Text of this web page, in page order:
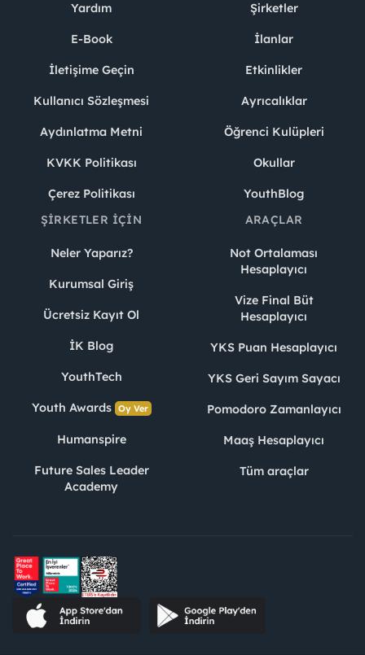
Yardım
E-Book
İletişime Geçin
Kullanıcı Sözleşmesi
Aydınlatma Metni
KVKK Politikası
Çerez Politikası
Şirketler
İlanlar
Etkinlikler
Ayrıcalıklar
Öğrenci Kulüpleri
Okullar
YouthBlog
ŞIRKETLER İÇIN
Neler Yaparız?
Kurumsal Giriş
Ücretsiz Kayıt Ol
İK Blog
YouthTech
Youth Awards Oy Ver
Humanspire
Future Sales Leader
Academy
ARAÇLAR
Not Ortalaması
Hesaplayıcı
Vize Final Büt
Hesaplayıcı
YKS Puan Hesaplayıcı
YKS Geri Sayım Sayacı
Pomodoro Zamanlayıcı
Maaş Hesaplayıcı
Tüm araçlar